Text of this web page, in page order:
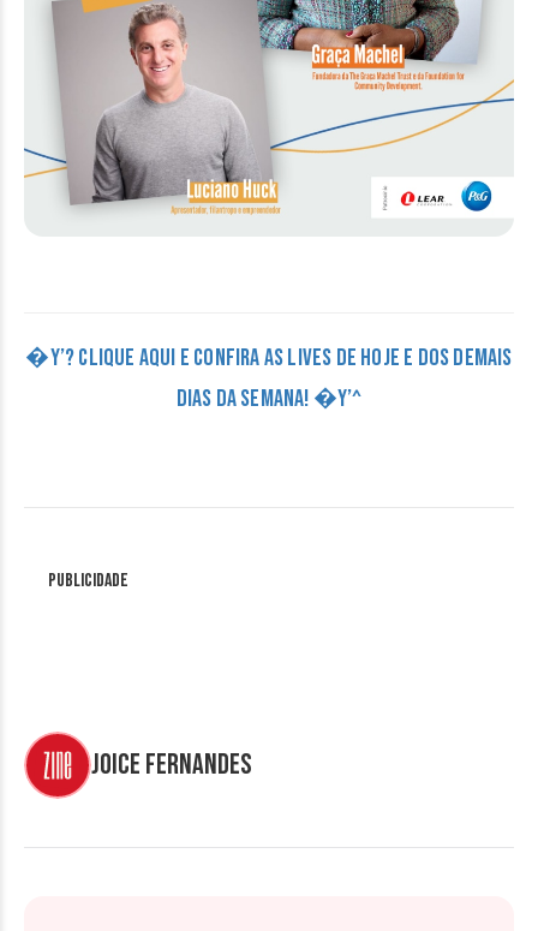
�Y’? CLIQUE AQUI E CONFIRA AS LIVES DE HOJE E DOS DEMAIS
DIAS DA SEMANA! �Y’^
Publicidade
Joice Fernandes